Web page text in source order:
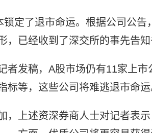
锁定了退市命运。根据公司公
，已经收到了深交所的事先告知
者发稿，A股市场仍有11家上
标等，这些公司将难逃退市命运
，上述资深券商人士对记者表